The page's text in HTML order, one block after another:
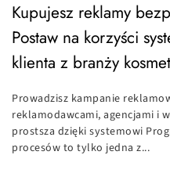
Kupujesz reklamy
Postaw na korzyści
klienta z branży
Prowadzisz kampanie
reklamodawcami, agencjami i
prostsza dzięki systemowi
procesów to tylko jedna z...